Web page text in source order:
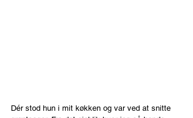
Dér stod hun i mit køkken og var ved at snitte